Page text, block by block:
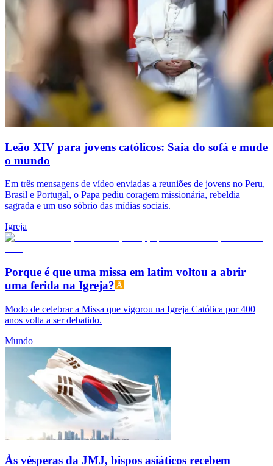
Leão XIV para jovens católicos: Saia do sofá e mude
o mundo
Em três mensagens de vídeo enviadas a reuniões de jovens no Peru,
Brasil e Portugal, o Papa pediu coragem missionária, rebeldia
sagrada e um uso sóbrio das mídias sociais.
Igreja
Porque é que uma missa em latim voltou a abrir
uma ferida na Igreja?
Modo de celebrar a Missa que vigorou na Igreja Católica por 400
anos volta a ser debatido.
Mundo
Às vésperas da JMJ, bispos asiáticos recebem